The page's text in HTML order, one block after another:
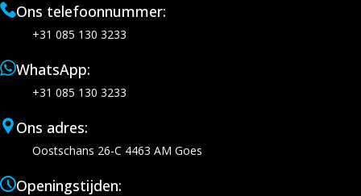
Ons telefoonnummer:
+31 085 130 3233
WhatsApp:
+31 085 130 3233
Ons adres:
Oostschans 26-C 4463 AM Goes
Openingstijden: